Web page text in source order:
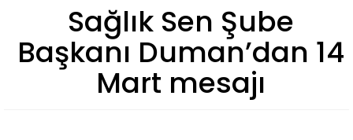
Sağlık Sen Şube
Başkanı Duman’dan 14
Mart mesajı